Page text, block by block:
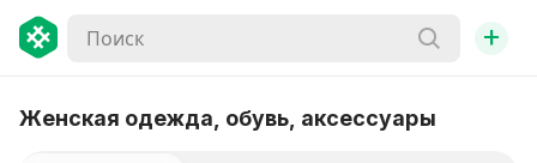
+
Женская одежда, обувь, аксессуары